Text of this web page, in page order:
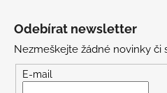
a
t
e
m
e
Odebírat newsletter
Nezmeškejte žádné novinky či
E-mail